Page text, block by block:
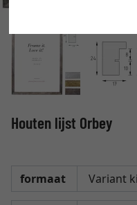
Houten lijst Orbey
formaat